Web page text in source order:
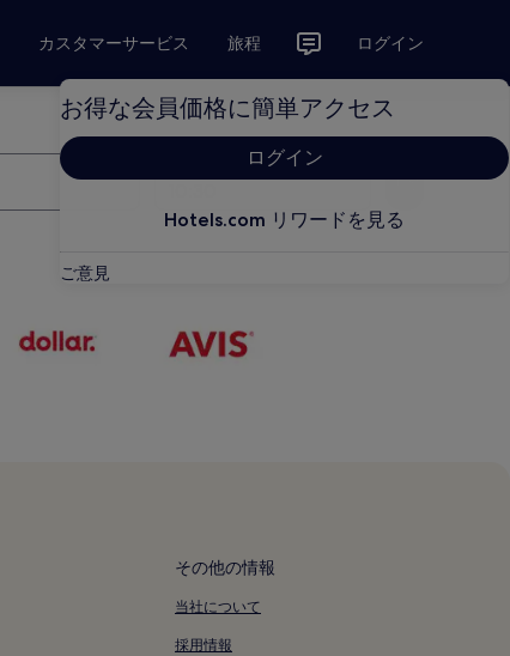
カスタマーサービス 旅程 ログイン
お得な会員価格に簡単アクセス
ログイン
Hotels.com リワードを見る
ご意見
検索
その他の情報
当社について
採用情報